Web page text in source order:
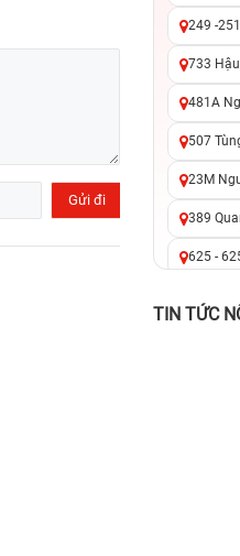
249 -
733
481A
507
23M
389
625 -
TIN TỨC